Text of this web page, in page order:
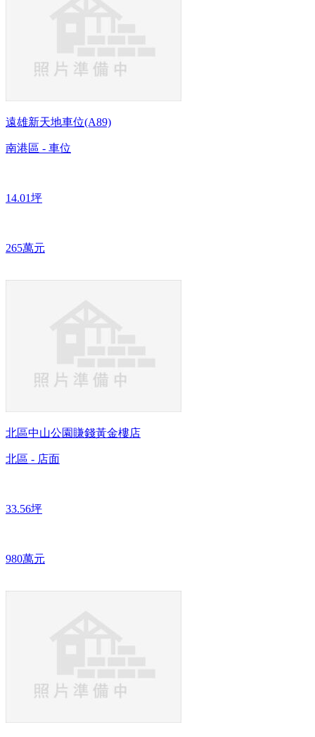
遠雄新天地車位(A89)
南港區 - 車位
14.01坪
265萬元
北區中山公園賺錢黃金樓店
北區 - 店面
33.56坪
980萬元